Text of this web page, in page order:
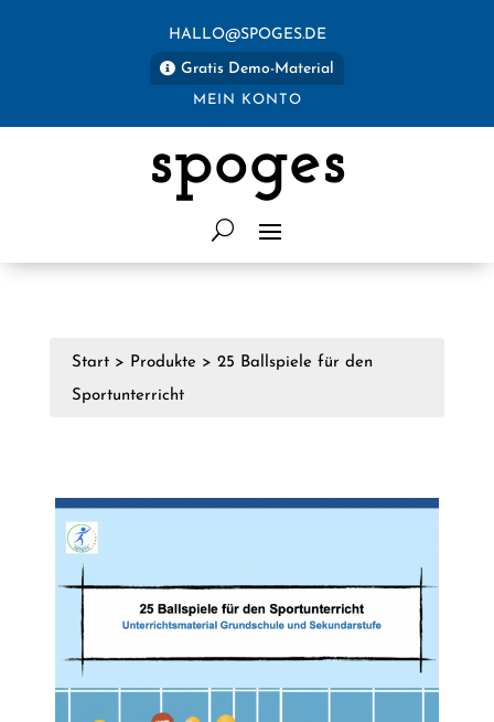
HALLO@SPOGES.DE
Gratis Demo-Material
MEIN KONTO
spoges
Start> Produkte > 25 Ballspiele für den
Sportunterricht